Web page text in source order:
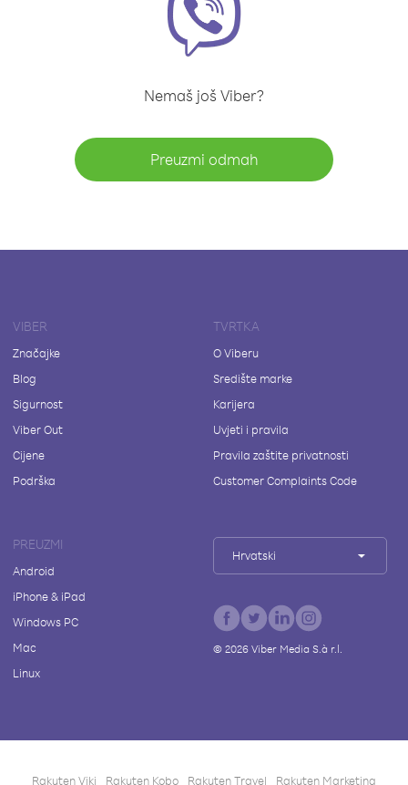
Nemaš još Viber?
Preuzmi odmah
VIBER
Značajke
Blog
Sigurnost
Viber Out
Cijene
Podrška
TVRTKA
O Viberu
Središte marke
Karijera
Uvjeti i pravila
Pravila zaštite privatnosti
Customer Complaints Code
PREUZMI
Android
iPhone & iPad
Windows PC
Mac
Linux
Hrvatski
© 2026Viber Media S.à r.l.
Rakuten Viki Rakuten Kobo Rakuten Travel Rakuten Marketing